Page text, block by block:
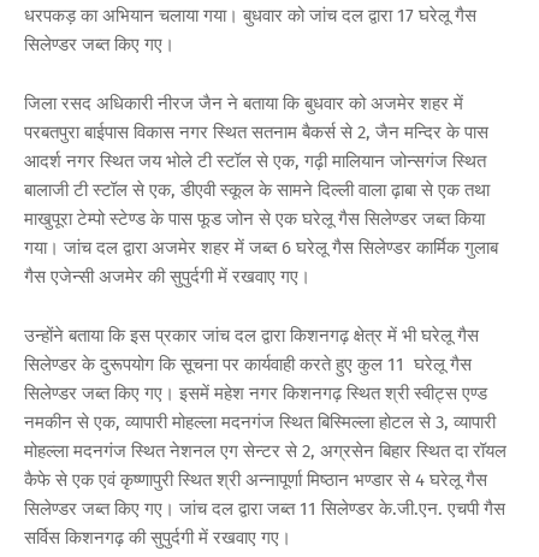
धरपकड़ का अभियान चलाया गया। बुधवार को जांच दल द्वारा 17 घरेलू गैस
सिलेण्डर जब्त किए गए।
जिला रसद अधिकारी नीरज जैन ने बताया कि बुधवार को अजमेर शहर में
परबतपुरा बाईपास विकास नगर स्थित सतनाम बैकर्स से 2, जैन मन्दिर के पास
आदर्श नगर स्थित जय भोले टी स्टॉल से एक, गढ़ी मालियान जोन्सगंज स्थित
बालाजी टी स्टॉल से एक, डीएवी स्कूल के सामने दिल्ली वाला ढ़ाबा से एक तथा
माखुपूरा टेम्पो स्टेण्ड के पास फूड जोन से एक घरेलू गैस सिलेण्डर जब्त किया
गया। जांच दल द्वारा अजमेर शहर में जब्त 6 घरेलू गैस सिलेण्डर कार्मिक गुलाब
गैस एजेन्सी अजमेर की सुपुर्दगी में रखवाए गए।
उन्होंने बताया कि इस प्रकार जांच दल द्वारा किशनगढ़ क्षेत्र में भी घरेलू गैस
सिलेण्डर के दुरूपयोग कि सूचना पर कार्यवाही करते हुए कुल 11 घरेलू गैस
सिलेण्डर जब्त किए गए। इसमें महेश नगर किशनगढ़ स्थित श्री स्वीट्स एण्ड
नमकीन से एक, व्यापारी मोहल्ला मदनगंज स्थित बिस्मिल्ला होटल से 3, व्यापारी
मोहल्ला मदनगंज स्थित नेशनल एग सेन्टर से 2, अग्रसेन बिहार स्थित दा रॉयल
कैफे से एक एवं कृष्णापुरी स्थित श्री अन्नापूर्णा मिष्ठान भण्डार से 4 घरेलू गैस
सिलेण्डर जब्त किए गए। जांच दल द्वारा जब्त 11 सिलेण्डर के.जी.एन. एचपी गैस
सर्विस किशनगढ़ की सुपुर्दगी में रखवाए गए।